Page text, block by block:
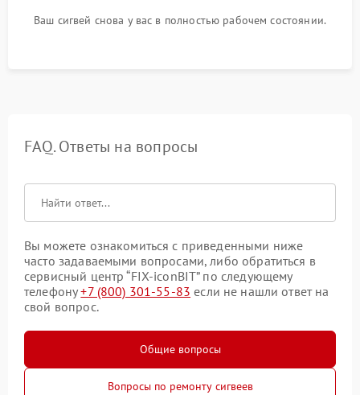
Ваш сигвей снова у вас в полностью рабочем состоянии.
FAQ. Ответы на вопросы
Вы можете ознакомиться с приведенными ниже
часто задаваемыми вопросами, либо обратиться в
сервисный центр “FIX-iconBIT” по следующему
телефону+7 (800) 301-55-83 если не нашли ответ на
свой вопрос.
Общие вопросы
Вопросы по ремонту сигвеев